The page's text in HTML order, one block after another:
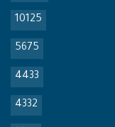
10125
5675
4433
4332